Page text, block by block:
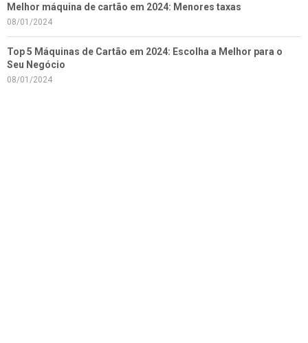
Melhor máquina de cartão em 2024: Menores taxas
08/01/2024
Top 5 Máquinas de Cartão em 2024: Escolha a Melhor para o
Seu Negócio
08/01/2024